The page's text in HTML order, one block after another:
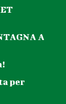
A
per